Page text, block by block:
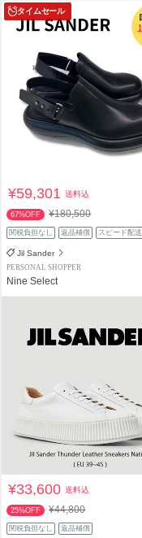
タイムセール
¥59,301送料込
67%OFF ¥180,500
関税負担なし 返品補償 スピード配送
Jil Sander
PERSONAL SHOPPER
Nine Select
¥33,600送料込
25%OFF ¥44,800
関税負担なし 返品補償